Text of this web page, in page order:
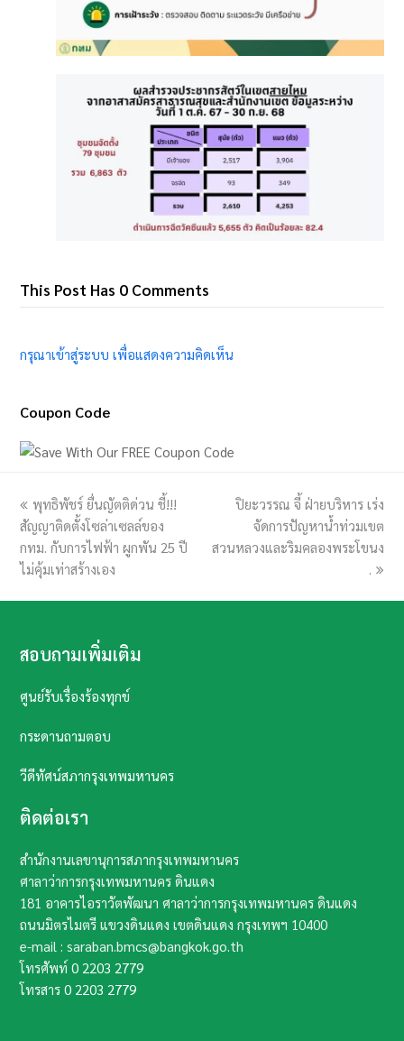
This Post Has 0 Comments
กรุณาเข้าสู่ระบบ เพื่อแสดงความคิดเห็น
Coupon Code
previous
post:
พุทธิพัชร์ ยื่นญัตติด่วน ชี้!!!
สัญญาติดตั้งโซล่าเซลล์ของ
กทม. กับการไฟฟ้า ผูกพัน 25 ปี
ไม่คุ้มเท่าสร้างเอง
next
post:
ปิยะวรรณ จี้ ฝ่ายบริหาร เร่ง
จัดการปัญหาน้ำท่วมเขต
สวนหลวงและริมคลองพระโขนง
.
สอบถามเพิ่มเติม
ศูนย์รับเรื่องร้องทุกข์
กระดานถามตอบ
วีดีทัศน์สภากรุงเทพมหานคร
ติดต่อเรา
สำนักงานเลขานุการสภากรุงเทพมหานคร
ศาลาว่าการกรุงเทพมหานคร ดินแดง
181 อาคารไอราวัตพัฒนา ศาลาว่าการกรุงเทพมหานคร ดินแดง
ถนนมิตรไมตรี แขวงดินแดง เขตดินแดง กรุงเทพฯ​ 10400​
e-mail : saraban.bmcs@bangkok.go.th
โทรศัพท์0 2203 2779
โทรสาร0 2203 2779